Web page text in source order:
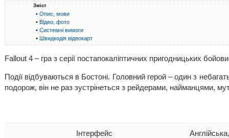
Зміст
• Опис, мови
• Відео, фото
• Системні вимоги
• Швидкодія відеокарт
Fallout 4 – гра з серії постапокаліптичних пригодницьких
Події відбуваються в Бостоні. Головний герой – один з
подорож, він не раз зустрінеться з рейдерами, найманцями,
Інтерфейс